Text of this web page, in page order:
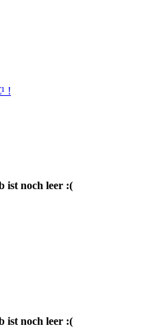
!
ist noch leer :(
ist noch leer :(